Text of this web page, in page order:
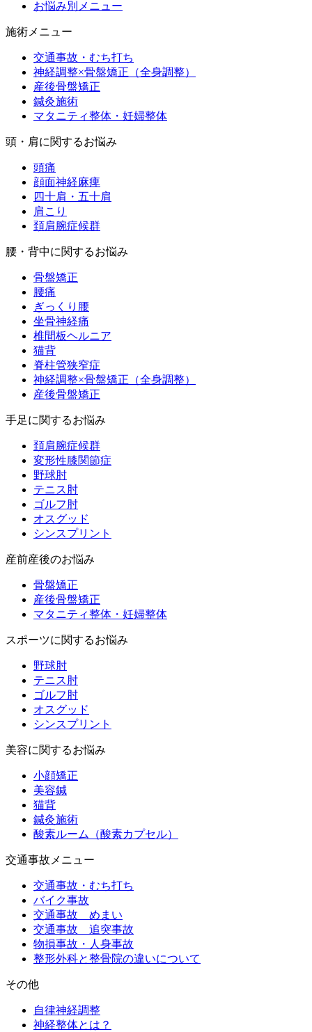
お悩み別メニュー
施術メニュー
交通事故・むち打ち
神経調整×骨盤矯正（全身調整）
産後骨盤矯正
鍼灸施術
マタニティ整体・妊婦整体
頭・肩に関するお悩み
頭痛
顔面神経麻痺
四十肩・五十肩
肩こり
頚肩腕症候群
腰・背中に関するお悩み
骨盤矯正
腰痛
ぎっくり腰
坐骨神経痛
椎間板ヘルニア
猫背
脊柱管狭窄症
神経調整×骨盤矯正（全身調整）
産後骨盤矯正
手足に関するお悩み
頚肩腕症候群
変形性膝関節症
野球肘
テニス肘
ゴルフ肘
オスグッド
シンスプリント
産前産後のお悩み
骨盤矯正
産後骨盤矯正
マタニティ整体・妊婦整体
スポーツに関するお悩み
野球肘
テニス肘
ゴルフ肘
オスグッド
シンスプリント
美容に関するお悩み
小顔矯正
美容鍼
猫背
鍼灸施術
酸素ルーム（酸素カプセル）
交通事故メニュー
交通事故・むち打ち
バイク事故
交通事故 めまい
交通事故 追突事故
物損事故・人身事故
整形外科と整骨院の違いについて
その他
自律神経調整
神経整体とは？